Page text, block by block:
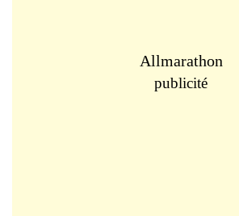
Allmarathon
publicité